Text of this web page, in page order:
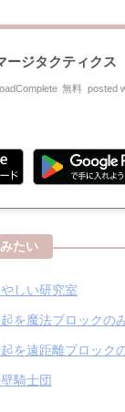
ージタクティクス
無料 posted
たい
しい研究室
を魔法ブロックの
を遠距離ブロック
騎士団